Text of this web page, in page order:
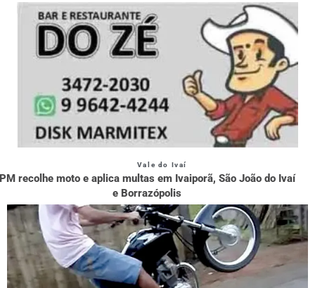
Vale do Ivaí
recolhe moto e aplica multas em Ivaiporã, São João do Ivaí
e Borrazópolis